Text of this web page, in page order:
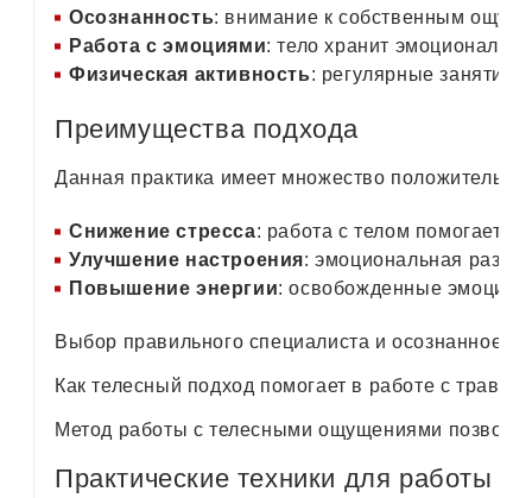
Осознанность: внимание к собственным
Работа с эмоциями: тело хранит
Физическая активность: регулярные занятия
Преимущества подхода
Данная практика имеет множество
Снижение стресса: работа с телом помогает
Улучшение настроения: эмоциональная
Повышение энергии: освобожденные эмоции
Выбор правильного специалиста и осознанное
Как телесный подход помогает в работе с
Метод работы с телесными ощущениями
Практические техники для работы с